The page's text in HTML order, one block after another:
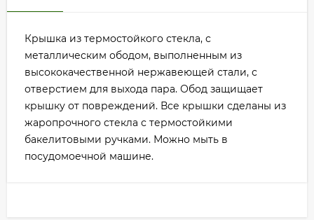
Крышка из термостойкого стекла, с
металлическим ободом, выполненным из
высококачественной нержавеющей стали, с
отверстием для выхода пара. Обод защищает
крышку от повреждений. Все крышки сделаны из
жаропрочного стекла с термостойкими
бакелитовыми ручками. Можно мыть в
посудомоечной машине.